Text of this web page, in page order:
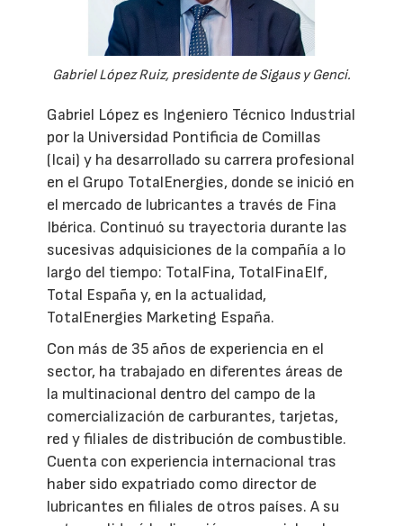
Gabriel López Ruiz, presidente de Sigaus y Genci.
Gabriel López es Ingeniero Técnico Industrial
por la Universidad Pontificia de Comillas
(Icai) y ha desarrollado su carrera profesional
en el Grupo TotalEnergies, donde se inició en
el mercado de lubricantes a través de Fina
Ibérica. Continuó su trayectoria durante las
sucesivas adquisiciones de la compañía a lo
largo del tiempo: TotalFina, TotalFinaElf,
Total España y, en la actualidad,
TotalEnergies Marketing España.
Con más de 35 años de experiencia en el
sector, ha trabajado en diferentes áreas de
la multinacional dentro del campo de la
comercialización de carburantes, tarjetas,
red y filiales de distribución de combustible.
Cuenta con experiencia internacional tras
haber sido expatriado como director de
lubricantes en filiales de otros países. A su